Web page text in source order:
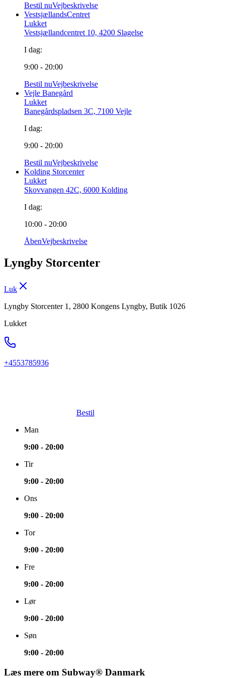
Bestil nuVejbeskrivelse
VestsjællandsCentret
Lukket
Vestsjællandcentret 10, 4200 Slagelse
I dag:
9:00 - 20:00
Bestil nuVejbeskrivelse
Vejle Banegård
Lukket
Banegårdspladsen 3C, 7100 Vejle
I dag:
9:00 - 20:00
Bestil nuVejbeskrivelse
Kolding Storcenter
Lukket
Skovvangen 42C, 6000 Kolding
I dag:
10:00 - 20:00
ÅbenVejbeskrivelse
Lyngby Storcenter
Luk
Lyngby Storcenter 1, 2800 Kongens Lyngby, Butik 1026
Lukket
+4553785936
Bestil
Man
9:00 - 20:00
Tir
9:00 - 20:00
Ons
9:00 - 20:00
Tor
9:00 - 20:00
Fre
9:00 - 20:00
Lør
9:00 - 20:00
Søn
9:00 - 20:00
Læs mere om Subway® Danmark​​​​‌ ‍ ​‍​‍‌‍ ‌ ​‍‌‍‍‌‌‍‌ ‌‍‍‌‌‍ ‍​‍​‍​ ‍‍​‍​‍‌ ​ ‌‍​‌‌‍ ‍‌‍‍‌‌ ‌​‌ ‍‌​‍ ‍‌‍‍‌‌‍ ​‍​‍​‍ ​​‍​‍‌‍‍​‌ ​‍‌‍‌‌‌‍‌‍​‍​‍​ ‍‍​‍​‍‌‍‍​‌ ‌​‌ ‌​‌ ​​‌ ​ ​ ‍‍​‍ ​‍ ‌‍ ‍‌‍ ‌ ​‍‌‍‌​‌‍‍‌‌‍​ ​‍ ‌‌‍​‍‌‍‍‌‌ ‌​‌‍‌‌‌ ​ ​‍ ‌‌‍‌ ‌ ​‍‌‍ ‌ ‌‌‌ ​​​‍ ‌‌ ​ ‌ ‌​‌ ‌‌‌‍‌​‌‍‍‌‌‍ ​‍ ‍‌ ‌‍‌‍‌‌‌ ​‍‌‍​ ‌‍‌‌‌‍ ​​‍ ‍‌‍​‌‌ ​​‌ ​​​‍ ‌‍‍‌‌‍ ‍‌ ‌​‌‍‌‌‌‍ ‍‌ ‌​​‍ ‌‍‌‌‌‍‌​‌‍‍‌‌ ‌​​‍ ‌‍ ‌‌‍ ‌‍‌​‌‍‌‌​ ‌‌ ​​‌ ​‍‌‍‌‌‌ ​ ‌‍‌‌‌‍ ‍‌ ‌​‌‍​‌‌ ‌​‌‍‍‌‌‍ ‌‍ ‍​ ‍ ‌‍‍‌‌‍‌​​ ‌​ ‌‍​ ​ ‌‍‌​​ ‌‌​ ​ ‌‍​‍​ ​‌​ ​​​‍ ‌​ ​‍​ ​‌​ ‌‌​ ​​​‍ ‌​ ‌​‌‍​ ‌‍​ ​ ​​​‍ ‌​ ‍​‌‍‌‌​ ‍‌​ ​‍​‍ ‌​ ‌ ‌‍‌‌​ ​‍​ ​‌​ ​‍​ ​ ​ ​ ‌‍‌‍‌‍​‍​ ‌‌​ ‍​‌‍​‌​ ‍ ‌ ‌​‌ ‍‌‌ ​​‌‍‌‌​ ‌‌ ‌ ‌‍‌‌‌‍​‍‌ ​ ‌‍‍‌‌ ‌​‌‍‌‌‌​‌‍‌‍ ‌‍ ‌ ‌​‌‍‌‌‌ ​‍​ ‍ ‌ ​​‌‍​‌‌ ‌​‌‍‍​​ ‌‌ ‌​‌‍‍‌‌ ‌​‌‍ ​‌‍‌‌​‍‌‌​ ‌‌‌​​‍‌‌ ‌‍‍ ‌‍‌‌‌ ‍‌​‍‌‌​ ​ ‌​‌​​‍‌‌​ ​ ‌​‌​​‍‌‌​ ​‍​ ​‍‌‍‌​‌‍​‌​‍‌‌​ ​‍​ ​‍​‍‌‌​ ‌‌‌​‌​​‍ ‍‌ ‌‍‌‍​‌‌‍ ​‌ ‌‌‌‍‌‌​ ‌‍​‍‌‍​‌‌ ​ ‌‍‌‌‌‌‌‌‌ ​‍‌‍ ​​ ‌‌‍‍​‌ ‌​‌ ‌​‌ ​​‌ ​ ​‍‌‌​ ​ ‌​​‌​‍‌‌​ ​‍‌​‌‍​‍‌‌​ ​‍‌​‌‍‌‍ ‍‌‍ ‌ ​‍‌‍‌​‌‍‍‌‌‍​ ​‍ ‌‌‍​‍‌‍‍‌‌ ‌​‌‍‌‌‌ ​ ​‍ ‌‌‍‌ ‌ ​‍‌‍ ‌ ‌‌‌ ​​​‍ ‌‌ ​ ‌ ‌​‌ ‌‌‌‍‌​‌‍‍‌‌‍ ​‍ ‍‌ ‌‍‌‍‌‌‌ ​‍‌‍​ ‌‍‌‌‌‍ ​​‍ ‍‌‍​‌‌ ​​‌ ​​​‍‌‍‌‍‍‌‌‍‌​​ ‌​ ‌‍​ ​ ‌‍‌​​ ‌‌​ ​ ‌‍​‍​ ​‌​ ​​​‍ ‌​ ​‍​ ​‌​ ‌‌​ ​​​‍ ‌​ ‌​‌‍​ ‌‍​ ​ ​​​‍ ‌​ ‍​‌‍‌‌​ ‍‌​ ​‍​‍ ‌​ ‌ ‌‍‌‌​ ​‍​ ​‌​ ​‍​ ​ ​ ​ ‌‍‌‍‌‍​‍​ ‌‌​ ‍​‌‍​‌​‍‌‍‌ ‌​‌ ‍‌‌ ​​‌‍‌‌​ ‌‌ ‌ ‌‍‌‌‌‍​‍‌ ​ ‌‍‍‌‌ ‌​‌‍‌‌‌​‌‍‌‍ ‌‍ ‌ ‌​‌‍‌‌‌ ​‍​‍‌‍‌ ​​‌‍​‌‌ ‌​‌‍‍​​ ‌‌ ‌​‌‍‍‌‌ ‌​‌‍ ​‌‍‌‌​‍‌‌​ ‌‌‌​​‍‌‌ ‌‍‍ ‌‍‌‌‌ ‍‌​‍‌‌​ ​ ‌​‌​​‍‌‌​ ​ ‌​‌​​‍‌‌​ ​‍​ ​‍‌‍‌​‌‍​‌​‍‌‌​ ​‍​ ​‍​‍‌‌​ ‌‌‌​‌​​‍ ‍‌ ‌‍‌‍​‌‌‍ ​‌ ‌‌‌‍‌‌​‍‌‍‌ ​​‌‍‌‌‌ ​‍‌ ​ ‌ ​​‌‍‌‌‌‍​ ‌ ‌​‌‍‍‌‌ ‌‍‌‍‌‌​ ‌‌ ​​‌ ‌‌‌‍​‍‌‍ ​‌‍‍‌‌ ​ ‌‍‍​‌‍‌‌‌‍‌​​‍​‍‌ ‌